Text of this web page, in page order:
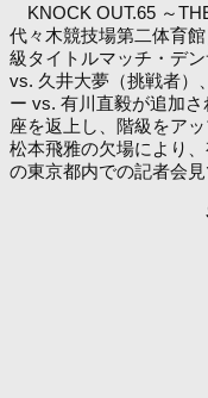
KNOCK OUT.65 ～
代々木競技場第二体育
級タイトルマッチ・デ
vs. 久井大夢（挑戦者）
ー vs. 有川直毅が追加
座を返上し、階級をア
松本飛雅の欠場により
の東京都内での記者会